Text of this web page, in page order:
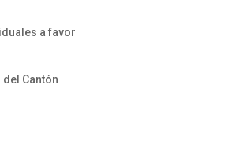
a favor
Cantón